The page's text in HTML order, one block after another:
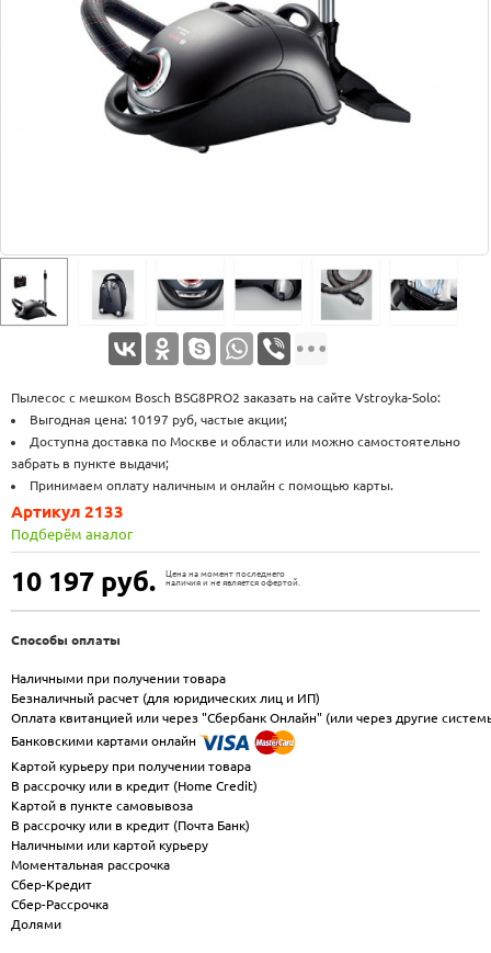
Пылесос с мешком Bosch BSG8PRO2 заказать на сайте Vstroyka-Solo:
Выгодная цена: 10197 руб, частые акции;
Доступна доставка по Москве и области или можно самостоятельно
забрать в пункте выдачи;
Принимаем оплату наличным и онлайн с помощью карты.
10 197 руб.
Цена на момент последнего
наличия и не является офертой.
Артикул 2133
Подберём аналог
Способы оплаты
Наличными при получении товара
Безналичный расчет (для юридических лиц и ИП)
Оплата квитанцией или через "Сбербанк Онлайн" (или через другие
Банковскими картами онлайн
Картой курьеру при получении товара
В рассрочку или в кредит (Home Credit)
Картой в пункте самовывоза
В рассрочку или в кредит (Почта Банк)
Наличными или картой курьеру
Моментальная рассрочка
Сбер-Кредит
Сбер-Рассрочка
Долями